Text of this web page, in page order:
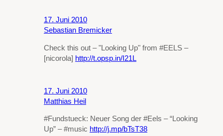
17. Juni 2010
Sebastian Bremicker
Check this out – "Looking Up" from #EELS –
[nicorola] http://t.opsp.in/I21L
17. Juni 2010
Matthias Heil
#Fundstueck: Neuer Song der #Eels – “Looking
Up” – #music http://j.mp/bTsT38